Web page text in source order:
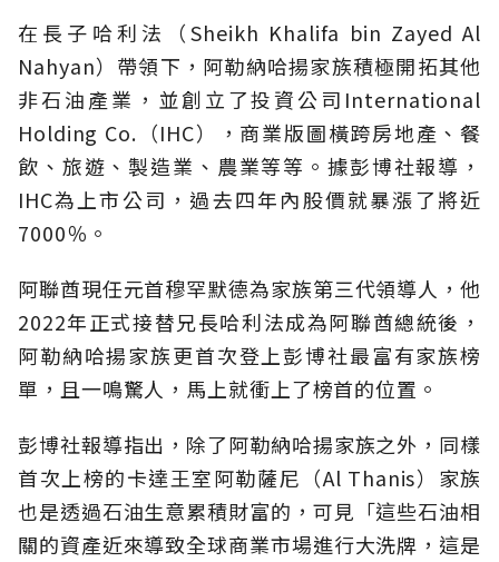
在長子哈利法（Sheikh Khalifa bin Zayed Al
Nahyan）帶領下，阿勒納哈揚家族積極開拓其他
非石油產業，並創立了投資公司International
Holding Co.（IHC），商業版圖橫跨房地產、餐
飲、旅遊、製造業、農業等等。據彭博社報導，
IHC為上市公司，過去四年內股價就暴漲了將近
7000％。
阿聯酋現任元首穆罕默德為家族第三代領導人，他
2022年正式接替兄長哈利法成為阿聯酋總統後，
阿勒納哈揚家族更首次登上彭博社最富有家族榜
單，且一鳴驚人，馬上就衝上了榜首的位置。
彭博社報導指出，除了阿勒納哈揚家族之外，同樣
首次上榜的卡達王室阿勒薩尼（Al Thanis）家族
也是透過石油生意累積財富的，可見「這些石油相
關的資產近來導致全球商業市場進行大洗牌，這是